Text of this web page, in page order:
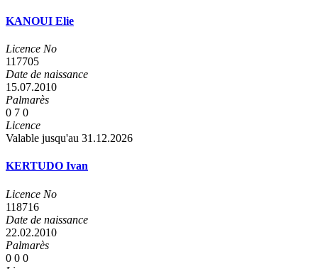
KANOUI Elie
Licence No
117705
Date de naissance
15.07.2010
Palmarès
0 7 0
Licence
Valable jusqu'au 31.12.2026
KERTUDO Ivan
Licence No
118716
Date de naissance
22.02.2010
Palmarès
0 0 0